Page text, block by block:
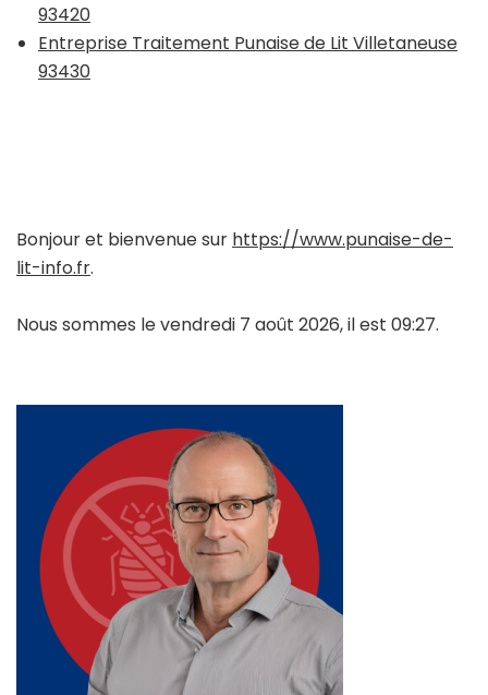
93420
Entreprise Traitement Punaise de Lit Villetaneuse
93430
Bonjour et bienvenue sur https://www.punaise-de-
lit-info.fr.
Nous sommes le vendredi 7 août 2026, il est 09:27.